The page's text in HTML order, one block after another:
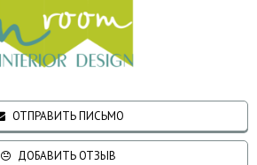
ОТПРАВИТЬ ПИСЬМО
ДОБАВИТЬ ОТЗЫВ